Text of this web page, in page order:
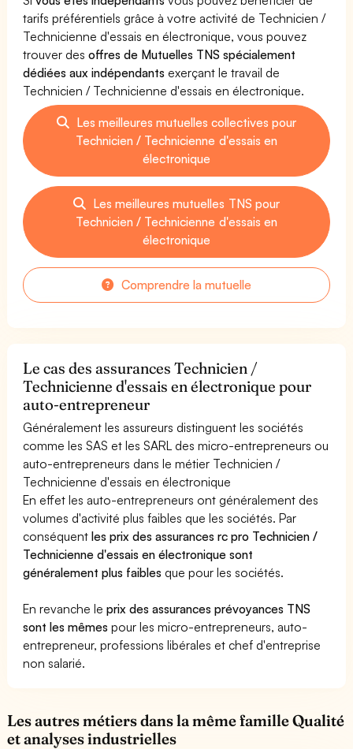
tarifs préférentiels grâce à votre activité de Technicien /
Technicienne d'essais en électronique, vous pouvez
trouver desoffres de Mutuelles TNS spécialement
dédiées aux indépendants exerçant le travail de
Technicien / Technicienne d'essais en électronique.
Les meilleures mutuelles collectives pour
Technicien / Technicienne d'essais en
électronique
Les meilleures mutuelles TNS pour
Technicien / Technicienne d'essais en
électronique
Comprendre la mutuelle
Le cas des assurances Technicien /
Technicienne d'essais en électronique pour
auto-entrepreneur
Généralement les assureurs distinguent les sociétés
comme les SAS et les SARL des micro-entrepreneurs ou
auto-entrepreneurs dans le métier Technicien /
Technicienne d'essais en électronique
En effet les auto-entrepreneurs ont généralement des
volumes d'activité plus faibles que les sociétés. Par
conséquentles prix des assurances rc pro Technicien /
Technicienne d'essais en électronique sont
généralement plus faibles que pour les sociétés.
En revanche leprix des assurances prévoyances TNS
sont les mêmes pour les micro-entrepreneurs, auto-
entrepreneur, professions libérales et chef d'entreprise
non salarié.
Les autres métiers dans la même famille Qualité
et analyses industrielles